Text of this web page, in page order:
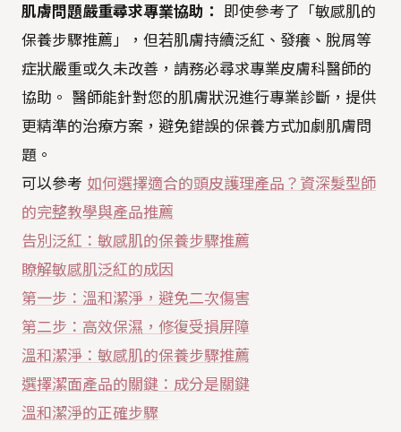
肌膚問題嚴重尋求專業協助：
即使參考了「敏感肌的
保養步驟推薦」，但若肌膚持續泛紅、發癢、脫屑等
症狀嚴重或久未改善，請務必尋求專業皮膚科醫師的
協助。 醫師能針對您的肌膚狀況進行專業診斷，提供
更精準的治療方案，避免錯誤的保養方式加劇肌膚問
題。
可以參考 如何選擇適合的頭皮護理產品？資深髮型師
的完整教學與產品推薦
告別泛紅：敏感肌的保養步驟推薦
瞭解敏感肌泛紅的成因
第一步：溫和潔淨，避免二次傷害
第二步：高效保濕，修復受損屏障
溫和潔淨：敏感肌的保養步驟推薦
選擇潔面產品的關鍵：成分是關鍵
溫和潔淨的正確步驟